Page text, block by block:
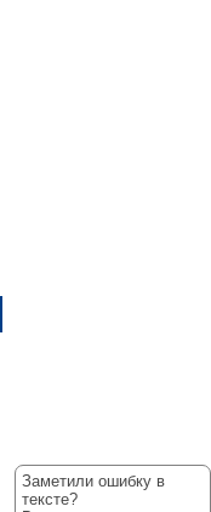
Заметили ошибку в
тексте?